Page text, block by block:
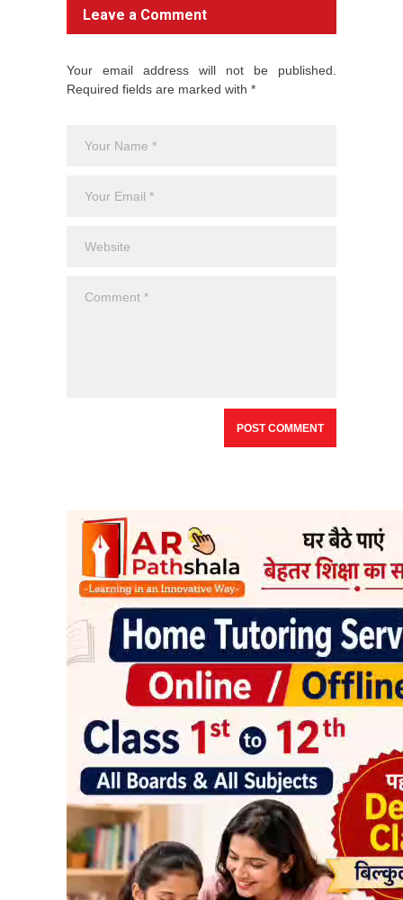
Leave a Comment
Your email address will not be published.
Required fields are marked with *